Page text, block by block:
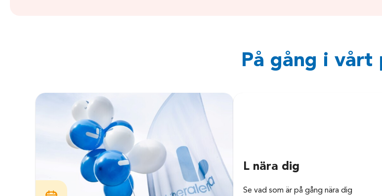
På gång i vårt
L nära dig
Se vad som är på gång nära dig